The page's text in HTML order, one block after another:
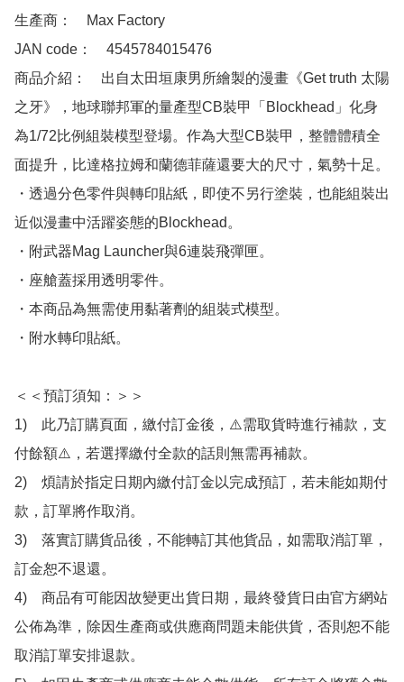
生產商：　Max Factory
JAN code：　4545784015476
商品介紹：　出自太田垣康男所繪製的漫畫《Get truth 太陽
之牙》，地球聯邦軍的量產型CB裝甲「Blockhead」化身
為1/72比例組裝模型登場。作為大型CB裝甲，整體體積全
面提升，比達格拉姆和蘭德菲薩還要大的尺寸，氣勢十足。
・透過分色零件與轉印貼紙，即使不另行塗裝，也能組裝出
近似漫畫中活躍姿態的Blockhead。
・附武器Mag Launcher與6連裝飛彈匣。
・座艙蓋採用透明零件。
・本商品為無需使用黏著劑的組裝式模型。
・附水轉印貼紙。
＜＜預訂須知：＞＞
1)　此乃訂購頁面，繳付訂金後，⚠️需取貨時進行補款，支
付餘額⚠️，若選擇繳付全款的話則無需再補款。
2)　煩請於指定日期內繳付訂金以完成預訂，若未能如期付
款，訂單將作取消。
3)　落實訂購貨品後，不能轉訂其他貨品，如需取消訂單，
訂金恕不退還。
4)　商品有可能因故變更出貨日期，最終發貨日由官方網站
公佈為準，除因生產商或供應商問題未能供貨，否則恕不能
取消訂單安排退款。